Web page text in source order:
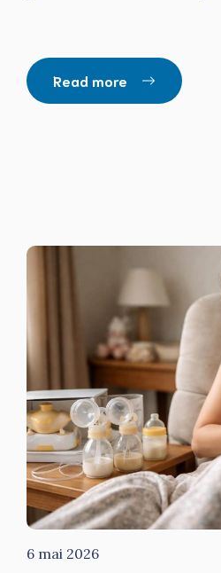
Read more
6 mai 2026